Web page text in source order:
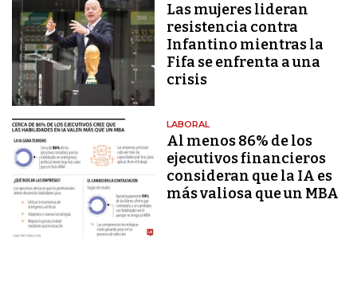
Las mujeres lideran
resistencia contra
Infantino mientras la
Fifa se enfrenta a una
crisis
LABORAL
Al menos 86% de los
ejecutivos financieros
consideran que la IA es
más valiosa que un MBA